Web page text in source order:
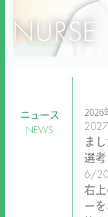
NURSE
NURSE
NURSE
ニュース
NEWS
2026
まし
選
6/
右
ーを